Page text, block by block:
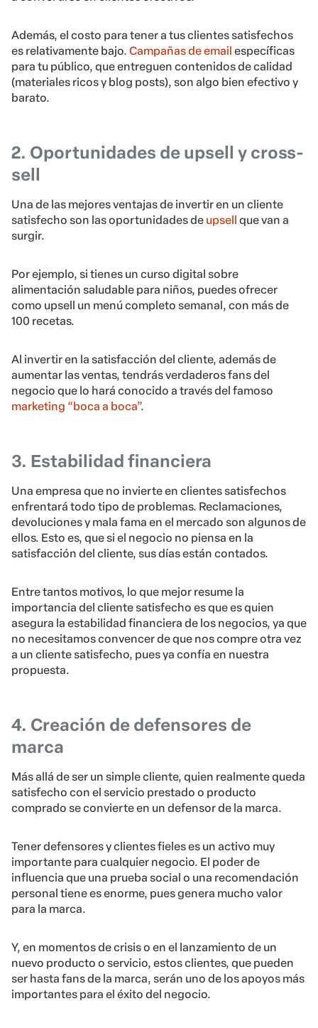
Además, el costo para tener a tus clientes satisfechos
es relativamente bajo. Campañas de email específicas
para tu público, que entreguen contenidos de calidad
(materiales ricos y blog posts), son algo bien efectivo y
barato.
2. Oportunidades de upsell y cross-
sell
Una de las mejores ventajas de invertir en un cliente
satisfecho son las oportunidades de upsell que van a
surgir.
Por ejemplo, si tienes un curso digital sobre
alimentación saludable para niños, puedes ofrecer
como upsell un menú completo semanal, con más de
100 recetas.
Al invertir en la satisfacción del cliente, además de
aumentar las ventas, tendrás verdaderos fans del
negocio que lo hará conocido a través del famoso
marketing “boca a boca”.
3. Estabilidad financiera
Una empresa que no invierte en clientes satisfechos
enfrentará todo tipo de problemas. Reclamaciones,
devoluciones y mala fama en el mercado son algunos de
ellos. Esto es, que si el negocio no piensa en la
satisfacción del cliente, sus días están contados.
Entre tantos motivos, lo que mejor resume la
importancia del cliente satisfecho es que es quien
asegura la estabilidad financiera de los negocios, ya que
no necesitamos convencer de que nos compre otra vez
a un cliente satisfecho, pues ya confía en nuestra
propuesta.
4. Creación de defensores de
marca
Más allá de ser un simple cliente, quien realmente queda
satisfecho con el servicio prestado o producto
comprado se convierte en un defensor de la marca.
Tener defensores y clientes fieles es un activo muy
importante para cualquier negocio. El poder de
influencia que una prueba social o una recomendación
personal tiene es enorme, pues genera mucho valor
para la marca.
Y, en momentos de crisis o en el lanzamiento de un
nuevo producto o servicio, estos clientes, que pueden
ser hasta fans de la marca, serán uno de los apoyos más
importantes para el éxito del negocio.